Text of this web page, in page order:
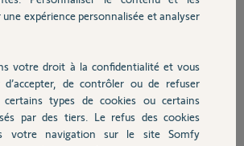
avis éclairés.
au fil de discussion
expérience personnalisée et analyser
votre droit à la confidentialité et vous
d’accepter, de contrôler ou de refuser
types de cookies ou certains
par des tiers. Le refus des cookies
votre navigation sur le site Somfy